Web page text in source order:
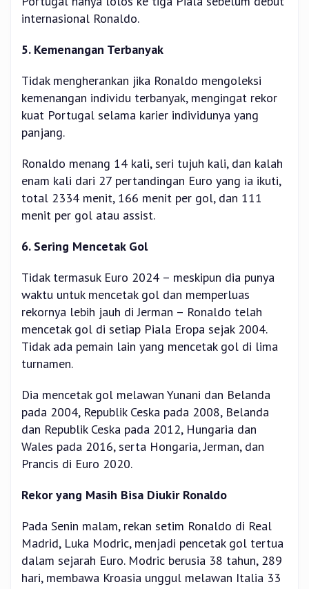
internasional Ronaldo.
5. Kemenangan Terbanyak
Tidak mengherankan jika Ronaldo mengoleksi
kemenangan individu terbanyak, mengingat rekor
kuat Portugal selama karier individunya yang
panjang.
Ronaldo menang 14 kali, seri tujuh kali, dan kalah
enam kali dari 27 pertandingan Euro yang ia ikuti,
total 2334 menit, 166 menit per gol, dan 111
menit per gol atau assist.
6. Sering Mencetak Gol
Tidak termasuk Euro 2024 – meskipun dia punya
waktu untuk mencetak gol dan memperluas
rekornya lebih jauh di Jerman – Ronaldo telah
mencetak gol di setiap Piala Eropa sejak 2004.
Tidak ada pemain lain yang mencetak gol di lima
turnamen.
Dia mencetak gol melawan Yunani dan Belanda
pada 2004, Republik Ceska pada 2008, Belanda
dan Republik Ceska pada 2012, Hungaria dan
Wales pada 2016, serta Hongaria, Jerman, dan
Prancis di Euro 2020.
Rekor yang Masih Bisa Diukir Ronaldo
Pada Senin malam, rekan setim Ronaldo di Real
Madrid, Luka Modric, menjadi pencetak gol tertua
dalam sejarah Euro. Modric berusia 38 tahun, 289
hari, membawa Kroasia unggul melawan Italia 33